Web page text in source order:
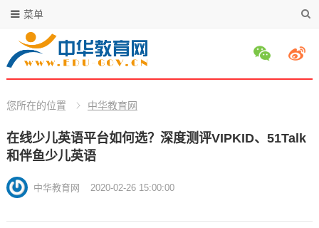
菜单
您所在的位置 中华教育网
在线少儿英语平台如何选？深度测评VIPKID、51Talk
和伴鱼少儿英语
中华教育网 2020-02-26 15:00:00